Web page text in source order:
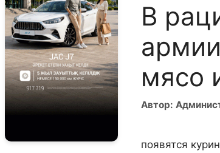
В
мясо
Автор:
появятся